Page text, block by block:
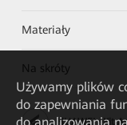
Materiały
Na skróty
HUAWEI eKit
Używamy plików
do zapewniania